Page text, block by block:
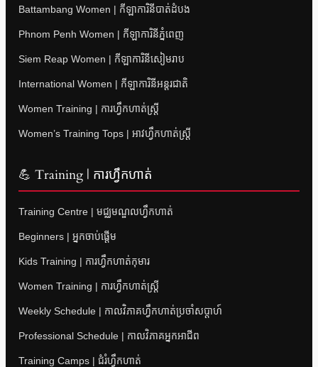
Battambang Women | កីឡាការិនីបាត់ដំបង
Phnom Penh Women | កីឡាការិនីភ្នំពេញ
Siem Reap Women | កីឡាការិនីសៀមរាប
International Women | កីឡាការិនីអន្តរជាតិ
Women Training | ការហ្វឹកហាត់ស្ត្រី
Women’s Training Tops | អាវហ្វឹកហាត់ស្ត្រី
💪 Training | ការហ្វឹកហាត់
Training Centre | មជ្ឈមណ្ឌលហ្វឹកហាត់
Beginners | អ្នកចាប់ផ្តើម
Kids Training | ការហ្វឹកហាត់កុមារ
Women Training | ការហ្វឹកហាត់ស្ត្រី
Weekly Schedule | កាលវិភាគហ្វឹកហាត់ប្រចាំសប្តាហ៍
Professional Schedule | កាលវិភាគអ្នកអាជីព
Training Camps | ជំរំហ្វឹកហាត់